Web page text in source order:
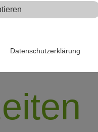
Datenschutzerklärung